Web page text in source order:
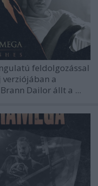
feldolgozással
verziójában a
Dailor állt a ...